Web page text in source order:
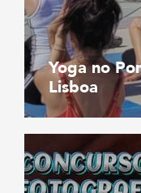
Yoga no
Lisboa